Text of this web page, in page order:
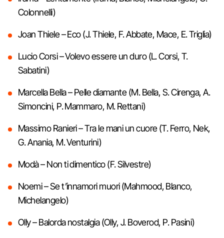
Colonnelli)
Joan Thiele – Eco (J. Thiele, F. Abbate, Mace, E. Triglia)
Lucio Corsi – Volevo essere un duro (L. Corsi, T.
Sabatini)
Marcella Bella – Pelle diamante (M. Bella, S. Cirenga, A.
Simoncini, P. Mammaro, M. Rettani)
Massimo Ranieri – Tra le mani un cuore (T. Ferro, Nek,
G. Anania, M. Venturini)
Modà – Non ti dimentico (F. Silvestre)
Noemi – Se t’innamori muori (Mahmood, Blanco,
Michelangelo)
Olly – Balorda nostalgia (Olly, J. Boverod, P. Pasini)